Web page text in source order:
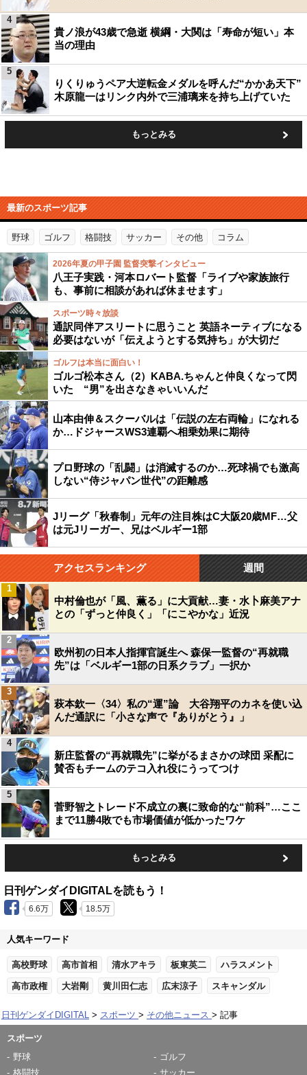
貴ノ浪が43歳で急逝 横綱・大関は「寿命が短い」本
当の理由
4
りくりゅうペア大逆転金メダルを呼んだ“かかあ天下”
木原龍一はリンク内外で三浦璃来を持ち上げていた
5
もっとみる
最新のスポーツ記事
野球 ゴルフ 格闘技 サッカー その他 コラム
2026年夏の甲子園 監督突撃インタビュー
八王子実践・河本ロバート監督「ライブや家族旅行
も、事前に相談があれば休ませます」
スポーツ時々放談
通訳同伴アスリートに思うこと 英語ネーティブになる
必要はないが「伝えようとする気持ち」が大切だ
ゴルフは本当に面白い！
ゴルゴ松本さん（2）KABA.ちゃんと仲良くなって閃
いた “男”を出さなきゃいいんだ
山本由伸＆スクーバルは「伝説の左右両輪」になれる
か…ドジャースWS3連覇へ相乗効果に期待
プロ野球の「乱闘」は消滅するのか…死球禍でも激高
しない“侍ジャパン世代”の距離感
Jリーグ「秋春制」元年の注目株はC大阪20歳MF…父
は元Jリーガー、兄はベルギー1部
アクセスランキング 週間
中村倫也が「風、薫る」に大貢献…妻・水卜麻美アナ
との「ずっと仲良く」「にこやかな」近況
1
欧州初の日本人指揮官誕生へ 森保一監督の“再就職
先”は「ベルギー1部の日系クラブ」一択か
2
萩本欽一〈34〉私の“運”論 大谷翔平のカネを使い込
んだ通訳に「小さな声で『ありがとう』」
3
新庄監督の“再就職先”に挙がるまさかの球団 采配に
賛否もチームのテコ入れ役にうってつけ
4
菅野智之トレード不成立の裏に致命的な“前科”…ここ
まで11勝4敗でも市場価値が低かったワケ
5
もっとみる
日刊ゲンダイDIGITALを読もう！
6.6万 18.5万
人気キーワード
高校野球 高市首相 清水アキラ 板東英二 ハラスメント
高市政権 大岩剛 黄川田仁志 広末涼子 スキャンダル
日刊ゲンダイDIGITAL スポーツ その他ニュース 記事
スポーツ
野球
ゴルフ
格闘技
サッカー